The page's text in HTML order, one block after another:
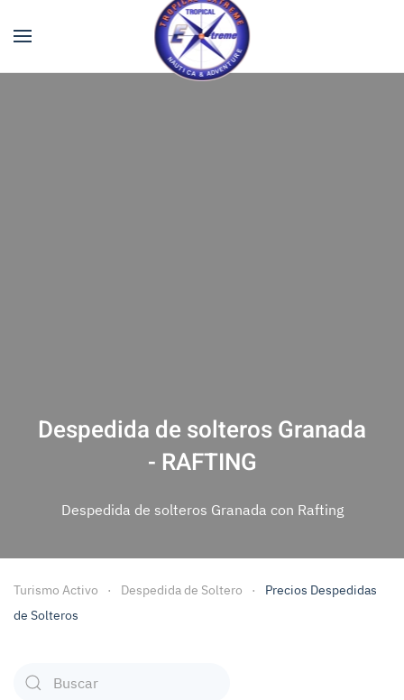
Despedida de solteros Granada
- RAFTING
Despedida de solteros Granada con Rafting
Turismo Activo Despedida de Soltero
Precios Despedidas
de Solteros